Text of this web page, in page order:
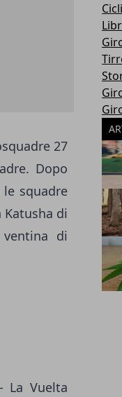
27
Dopo
squadre
di
di
La Vuelta